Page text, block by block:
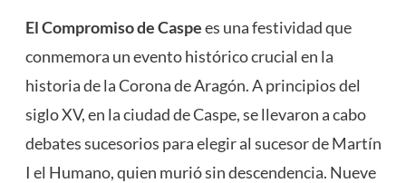
El Compromiso de Caspees una festividad que
conmemora un evento histórico crucial en la
historia de la Corona de Aragón. A principios del
siglo XV, en la ciudad de Caspe, se llevaron a cabo
debates sucesorios para elegir al sucesor de Martín
I el Humano, quien murió sin descendencia. Nueve